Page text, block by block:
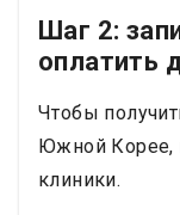
Шаг 2:
оплатить
Чтобы
Южной Корее,
клиники.